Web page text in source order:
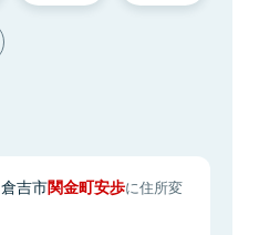
倉吉市関金町安歩に住所変